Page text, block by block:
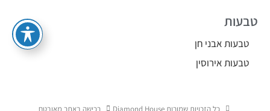
טבעות
טבעות אבני חן
טבעות אירוסין
כל הזכויות שמורות Diamond House רכישה באתר מאובטח